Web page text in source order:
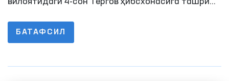
шарт-шароитлар, иситиш тизими ва озиқ-овқат
таъминоти ўрганилди.
БАТАФСИЛ